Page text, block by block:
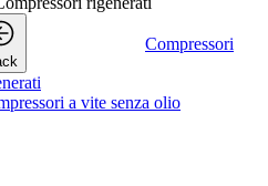
Compressori
a vite senza olio